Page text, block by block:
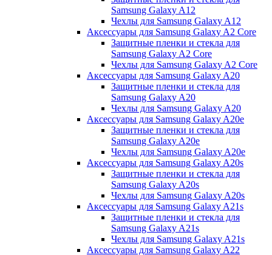
Samsung Galaxy A12
Чехлы для Samsung Galaxy A12
Аксессуары для Samsung Galaxy A2 Core
Защитные пленки и стекла для
Samsung Galaxy A2 Core
Чехлы для Samsung Galaxy A2 Core
Аксессуары для Samsung Galaxy A20
Защитные пленки и стекла для
Samsung Galaxy A20
Чехлы для Samsung Galaxy A20
Аксессуары для Samsung Galaxy A20e
Защитные пленки и стекла для
Samsung Galaxy A20e
Чехлы для Samsung Galaxy A20e
Аксессуары для Samsung Galaxy A20s
Защитные пленки и стекла для
Samsung Galaxy A20s
Чехлы для Samsung Galaxy A20s
Аксессуары для Samsung Galaxy A21s
Защитные пленки и стекла для
Samsung Galaxy A21s
Чехлы для Samsung Galaxy A21s
Аксессуары для Samsung Galaxy A22